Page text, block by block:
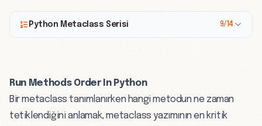
Python Metaclass Serisi 9/14
Run Methods Order In Python
Bir metaclass tanımlanırken hangi metodun ne zaman
tetiklendiğini anlamak, metaclass yazımının en kritik